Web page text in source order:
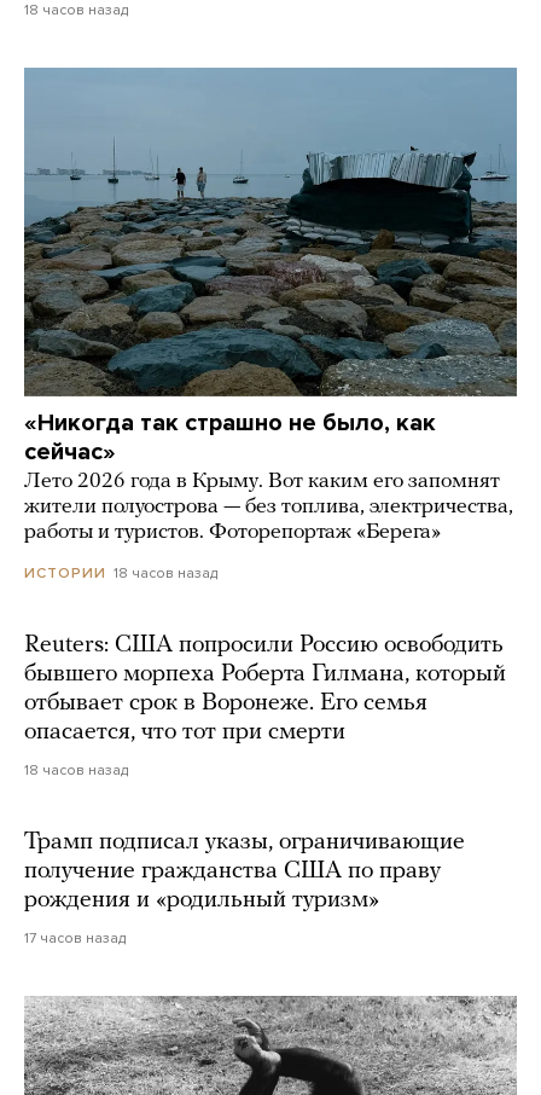
18 часов назад
«Никогда так страшно не было, как
сейчас»
Лето 2026 года в Крыму. Вот каким его запомнят
жители полуострова — без топлива, электричества,
работы и туристов. Фоторепортаж «Берега»
ИСТОРИИ 18 часов назад
Reuters: США попросили Россию освободить
бывшего морпеха Роберта Гилмана, который
отбывает срок в Воронеже. Его семья
опасается, что тот при смерти
18 часов назад
Трамп подписал указы, ограничивающие
получение гражданства США по праву
рождения и «родильный туризм»
17 часов назад